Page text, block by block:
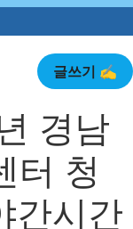
글쓰기 ✍️
경남
터 청
간시간